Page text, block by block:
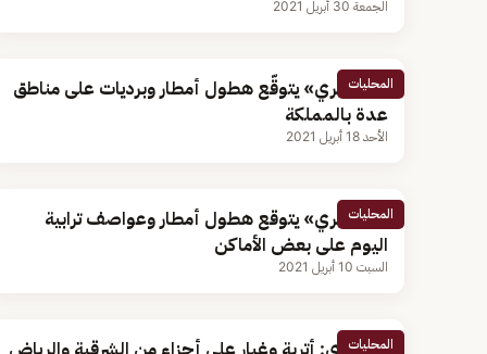
الجمعة 30 أبريل 2021
المحليات
«الصخري» يتوقّع هطول أمطار وبرديات على مناطق
عدة بالمملكة
الأحد 18 أبريل 2021
المحليات
«الصخري» يتوقع هطول أمطار وعواصف ترابية
اليوم على بعض الأماكن
السبت 10 أبريل 2021
المحليات
الصخري: أتربة وغبار على أجزاء من الشرقية والرياض